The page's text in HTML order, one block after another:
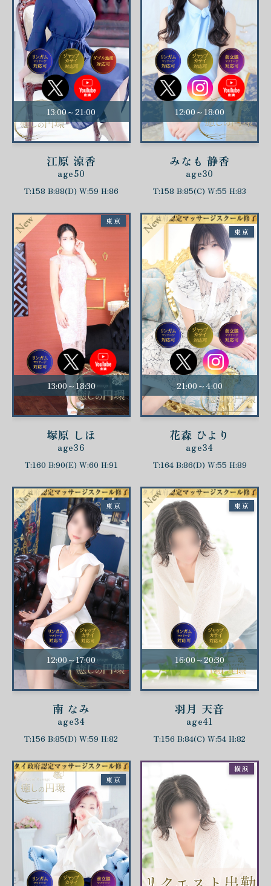
13:00～21:00
江原 涼香
age50
T:158 B:88(D) W:59 H:86
12:00～18:00
みなも 静香
age30
T:158 B:85(C) W:55 H:83
13:00～18:30
塚原 しほ
age36
T:160 B:90(E) W:60 H:91
東京
21:00～4:00
花森 ひより
age34
T:164 B:86(D) W:55 H:89
東京
12:00～17:00
南 なみ
age34
T:156 B:85(D) W:59 H:82
東京
16:00～20:30
羽月 天音
age41
T:156 B:84(C) W:54 H:82
東京
東京
横浜